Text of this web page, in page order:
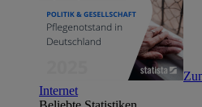
Internet